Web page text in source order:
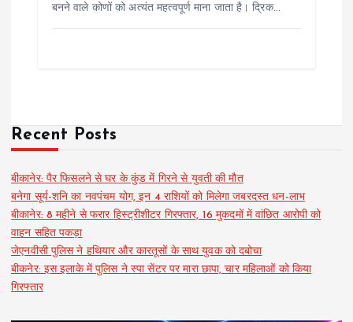
बनने वाले कोणों को अत्यंत महत्वपूर्ण माना जाता है। द्रिक…
Recent Posts
बीकानेर: पैर फिसलने से घर के कुंड में गिरने से युवती की मौत
बनेगा सूर्य-शनि का नवपंचम योग, इन 4 राशियों को मिलेगा जबरदस्त धन-लाभ
बीकानेर: 8 महीने से फरार हिस्ट्रीशीटर गिरफ्तार, 16 मुकदमों में वांछित आरोपी को
वाहन सहित पकड़ा
जेएनवीसी पुलिस ने हथियार और कारतूसों के साथ युवक को दबोचा
बीकनेर: इस इलाके में पुलिस ने स्पा सेंटर पर मारा छापा, चार महिलाओं को किया
गिरफ्तार